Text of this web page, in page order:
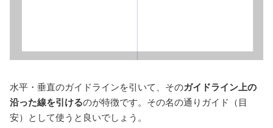
水平・垂直のガイドラインを引いて、そのガイドライン上の
沿った線を引けるのが特徴です。その名の通りガイド（目
安）として使うと良いでしょう。